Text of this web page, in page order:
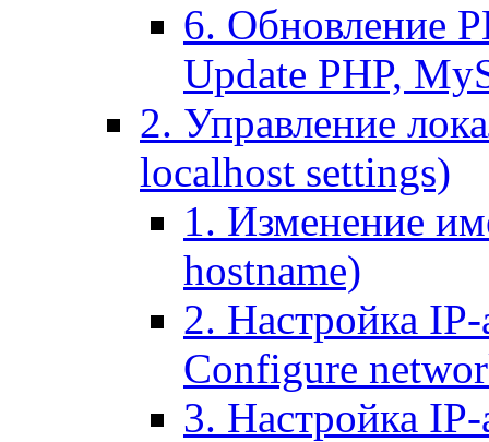
6. Обновление
Update PHP,
2. Управление
localhost settings)
1. Изменение
hostname)
2. Настройка IP-
Configure
3. Настройка